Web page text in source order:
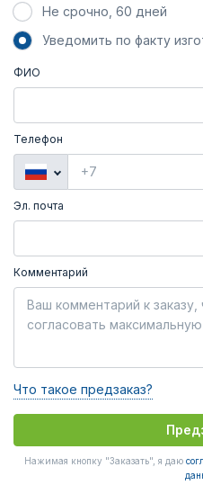
Не срочно, 60 дней
Уведомить по факту
ФИО
Телефон
Эл. почта
Комментарий
Что такое предзаказ?
Нажимая кнопку "Заказать", я даю